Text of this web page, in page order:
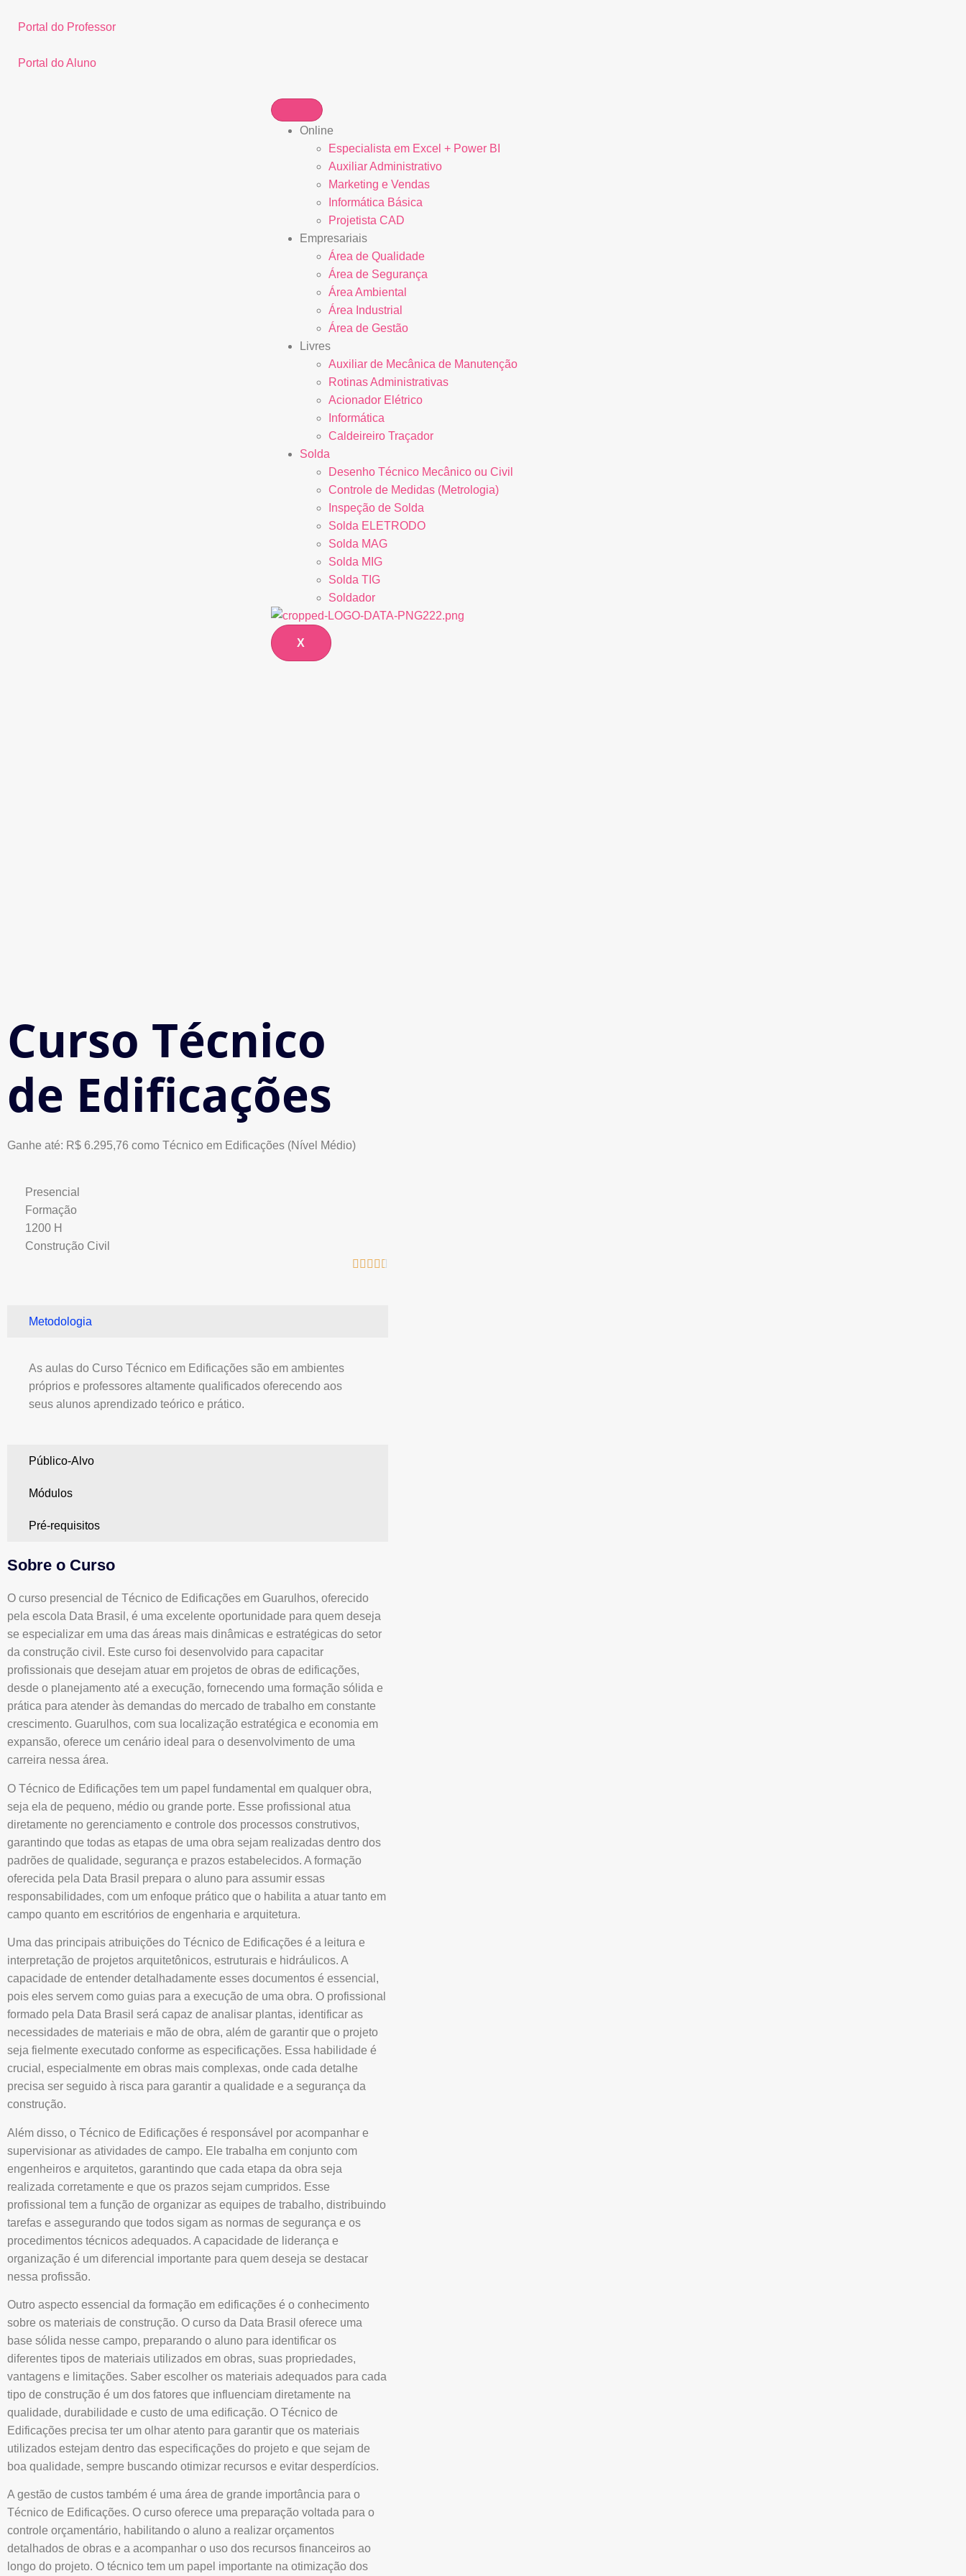
Portal do Professor
Portal do Aluno
Online
Especialista em Excel + Power BI
Auxiliar Administrativo
Marketing e Vendas
Informática Básica
Projetista CAD
Empresariais
Área de Qualidade
Área de Segurança
Área Ambiental
Área Industrial
Área de Gestão
Livres
Auxiliar de Mecânica de Manutenção
Rotinas Administrativas
Acionador Elétrico
Informática
Caldeireiro Traçador
Solda
Desenho Técnico Mecânico ou Civil
Controle de Medidas (Metrologia)
Inspeção de Solda
Solda ELETRODO
Solda MAG
Solda MIG
Solda TIG
Soldador
X
Curso Técnico
de Edificações
Ganhe até: R$ 6.295,76 como Técnico em Edificações (Nível Médio)
Presencial
Formação
1200 H
Construção Civil
    
Metodologia
As aulas do Curso Técnico em Edificações são em ambientes
próprios e professores altamente qualificados oferecendo aos
seus alunos aprendizado teórico e prático.
Público-Alvo
Módulos
Pré-requisitos
Sobre o Curso
O curso presencial de Técnico de Edificações em Guarulhos, oferecido
pela escola Data Brasil, é uma excelente oportunidade para quem deseja
se especializar em uma das áreas mais dinâmicas e estratégicas do setor
da construção civil. Este curso foi desenvolvido para capacitar
profissionais que desejam atuar em projetos de obras de edificações,
desde o planejamento até a execução, fornecendo uma formação sólida e
prática para atender às demandas do mercado de trabalho em constante
crescimento. Guarulhos, com sua localização estratégica e economia em
expansão, oferece um cenário ideal para o desenvolvimento de uma
carreira nessa área.
O Técnico de Edificações tem um papel fundamental em qualquer obra,
seja ela de pequeno, médio ou grande porte. Esse profissional atua
diretamente no gerenciamento e controle dos processos construtivos,
garantindo que todas as etapas de uma obra sejam realizadas dentro dos
padrões de qualidade, segurança e prazos estabelecidos. A formação
oferecida pela Data Brasil prepara o aluno para assumir essas
responsabilidades, com um enfoque prático que o habilita a atuar tanto em
campo quanto em escritórios de engenharia e arquitetura.
Uma das principais atribuições do Técnico de Edificações é a leitura e
interpretação de projetos arquitetônicos, estruturais e hidráulicos. A
capacidade de entender detalhadamente esses documentos é essencial,
pois eles servem como guias para a execução de uma obra. O profissional
formado pela Data Brasil será capaz de analisar plantas, identificar as
necessidades de materiais e mão de obra, além de garantir que o projeto
seja fielmente executado conforme as especificações. Essa habilidade é
crucial, especialmente em obras mais complexas, onde cada detalhe
precisa ser seguido à risca para garantir a qualidade e a segurança da
construção.
Além disso, o Técnico de Edificações é responsável por acompanhar e
supervisionar as atividades de campo. Ele trabalha em conjunto com
engenheiros e arquitetos, garantindo que cada etapa da obra seja
realizada corretamente e que os prazos sejam cumpridos. Esse
profissional tem a função de organizar as equipes de trabalho, distribuindo
tarefas e assegurando que todos sigam as normas de segurança e os
procedimentos técnicos adequados. A capacidade de liderança e
organização é um diferencial importante para quem deseja se destacar
nessa profissão.
Outro aspecto essencial da formação em edificações é o conhecimento
sobre os materiais de construção. O curso da Data Brasil oferece uma
base sólida nesse campo, preparando o aluno para identificar os
diferentes tipos de materiais utilizados em obras, suas propriedades,
vantagens e limitações. Saber escolher os materiais adequados para cada
tipo de construção é um dos fatores que influenciam diretamente na
qualidade, durabilidade e custo de uma edificação. O Técnico de
Edificações precisa ter um olhar atento para garantir que os materiais
utilizados estejam dentro das especificações do projeto e que sejam de
boa qualidade, sempre buscando otimizar recursos e evitar desperdícios.
A gestão de custos também é uma área de grande importância para o
Técnico de Edificações. O curso oferece uma preparação voltada para o
controle orçamentário, habilitando o aluno a realizar orçamentos
detalhados de obras e a acompanhar o uso dos recursos financeiros ao
longo do projeto. O técnico tem um papel importante na otimização dos